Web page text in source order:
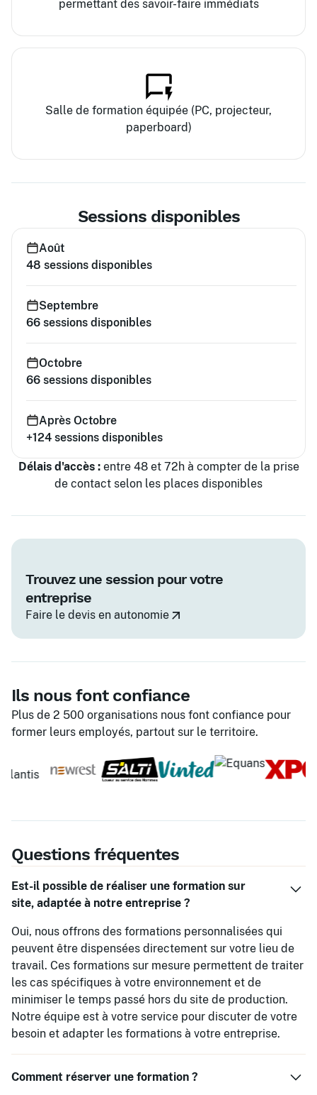
permettant des savoir-faire immédiats
Salle de formation équipée (PC, projecteur,
paperboard)
Sessions disponibles
Août
48 sessions disponibles
Septembre
66 sessions disponibles
Octobre
66 sessions disponibles
Après Octobre
+124 sessions disponibles
Délais d'accès :entre 48 et 72h à compter de la prise
de contact selon les places disponibles
Trouvez une session pour votre
entreprise
Faire le devis en autonomie
Ils nous font confiance
Plus de 2 500 organisations nous font confiance pour
former leurs employés, partout sur le territoire.
Questions fréquentes
Est-il possible de réaliser une formation sur
site, adaptée à notre entreprise ?
Oui, nous offrons des formations personnalisées qui
peuvent être dispensées directement sur votre lieu de
travail. Ces formations sur mesure permettent de traiter
les cas spécifiques à votre environnement et de
minimiser le temps passé hors du site de production.
Notre équipe est à votre service pour discuter de votre
besoin et adapter les formations à votre entreprise.
Comment réserver une formation ?